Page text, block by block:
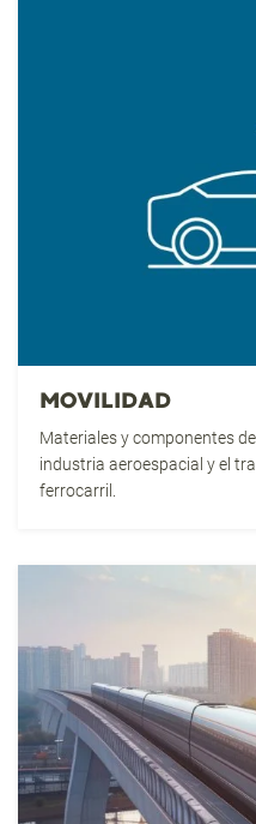
MOVILIDAD
Materiales y componentes
industria aeroespacial y el
ferrocarril.